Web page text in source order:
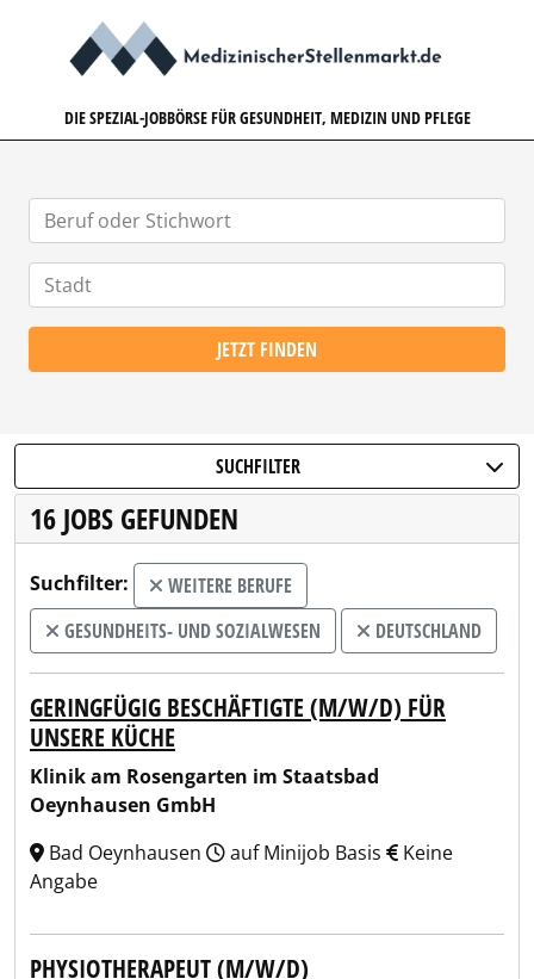
DIE SPEZIAL-JOBBÖRSE FÜR GESUNDHEIT, MEDIZIN UND PFLEGE
JETZT FINDEN
SUCHFILTER
16 JOBS GEFUNDEN
Suchfilter:
WEITERE BERUFE
GESUNDHEITS- UND SOZIALWESEN
DEUTSCHLAND
GERINGFÜGIG BESCHÄFTIGTE (M/W/D) FÜR
UNSERE KÜCHE
Klinik am Rosengarten im Staatsbad
Oeynhausen GmbH
Bad Oeynhausen
auf Minijob Basis
Keine
Angabe
PHYSIOTHERAPEUT (M/W/D)